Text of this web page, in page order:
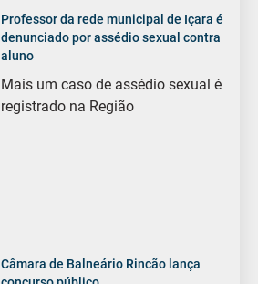
Professor da rede municipal de Içara é
denunciado por assédio sexual contra
aluno
Mais um caso de assédio sexual é
registrado na Região
Câmara de Balneário Rincão lança